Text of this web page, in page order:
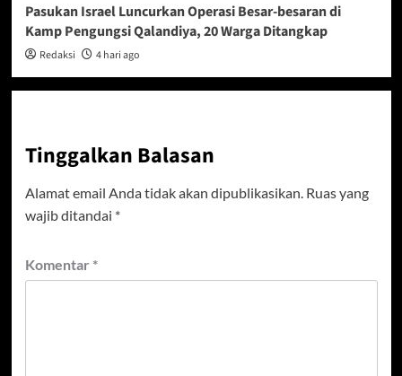
Pasukan Israel Luncurkan Operasi Besar-besaran di
Kamp Pengungsi Qalandiya, 20 Warga Ditangkap
Redaksi 4 hari ago
Tinggalkan Balasan
Alamat email Anda tidak akan dipublikasikan. Ruas yang
wajib ditandai *
Komentar *